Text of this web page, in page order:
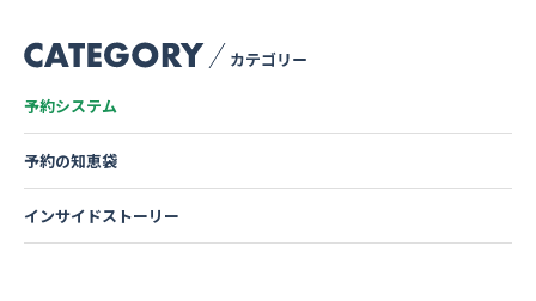
予約システム
予約の知恵袋
インサイドストーリー